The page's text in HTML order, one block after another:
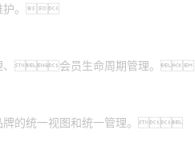
维护。
理、会员生命周期管理。
牌的统一视图和统一管理。